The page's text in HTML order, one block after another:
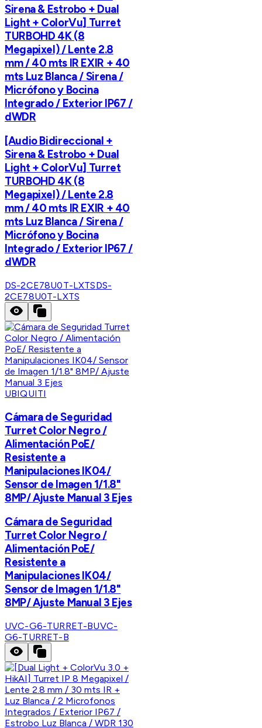
Sirena & Estrobo + Dual
Light + ColorVu] Turret
TURBOHD 4K (8
Megapixel) / Lente 2.8
mm / 40 mts IR EXIR + 40
mts Luz Blanca / Sirena /
Micrófono y Bocina
Integrado / Exterior IP67 /
dWDR
[Audio Bidireccional +
Sirena & Estrobo + Dual
Light + ColorVu] Turret
TURBOHD 4K (8
Megapixel) / Lente 2.8
mm / 40 mts IR EXIR + 40
mts Luz Blanca / Sirena /
Micrófono y Bocina
Integrado / Exterior IP67 /
dWDR
DS-2CE78U0T-LXTSDS-
2CE78U0T-LXTS
UBIQUITI
Cámara de Seguridad
Turret Color Negro /
Alimentación PoE/
Resistente a
Manipulaciones IK04/
Sensor de Imagen 1/1.8"
8MP/ Ajuste Manual 3 Ejes
Cámara de Seguridad
Turret Color Negro /
Alimentación PoE/
Resistente a
Manipulaciones IK04/
Sensor de Imagen 1/1.8"
8MP/ Ajuste Manual 3 Ejes
UVC-G6-TURRET-BUVC-
G6-TURRET-B